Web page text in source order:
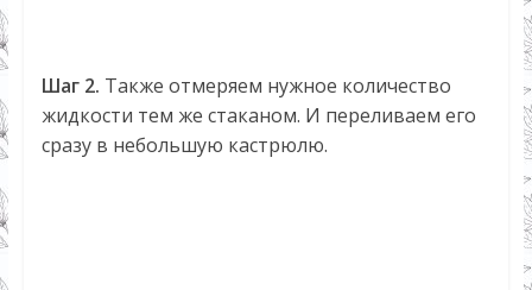
Шаг 2. Также отмеряем нужное количество
жидкости тем же стаканом. И переливаем его
сразу в небольшую кастрюлю.